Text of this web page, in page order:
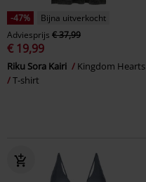
-47%
Bijna uitverkocht
Adviesprijs € 37,99
€ 19,99
Riku Sora Kairi
Kingdom Hearts
T-shirt